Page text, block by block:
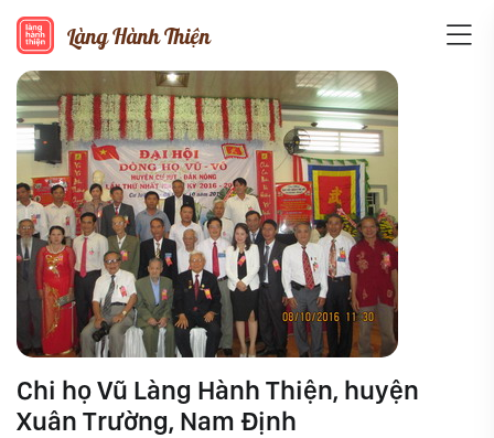
Làng Hành Thiện
Chi họ Vũ Làng Hành Thiện, huyện
Xuân Trường, Nam Định